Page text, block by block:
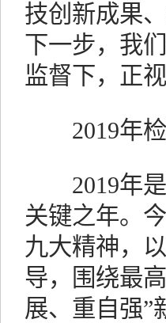
技创新成果
下一步，我
监督下，正
2019年检
2019年是
关键之年。
九大精神，
导，围绕最
展、重自强”